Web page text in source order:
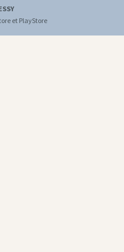
et PlayStore